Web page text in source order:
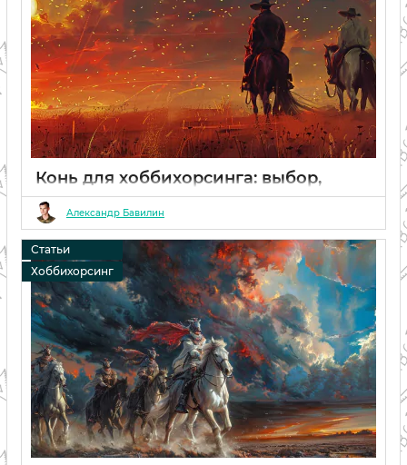
Конь для хоббихорсинга: выбор,
стоимость, особенности.
20 02 2024
Александр Бавилин
Статьи
Хоббихорсинг